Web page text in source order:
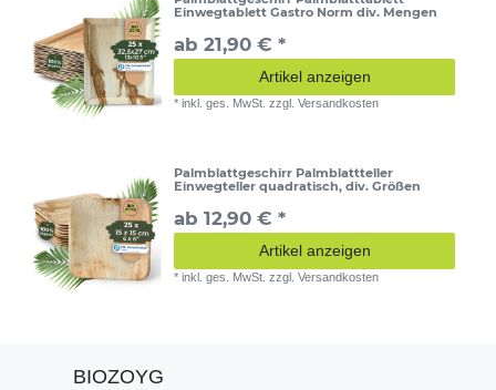
Einwegtablett Gastro Norm div. Mengen
ab 21,90 € *
Artikel anzeigen
*inkl. ges. MwSt. zzgl.Versandkosten
Palmblattgeschirr Palmblattteller
Einwegteller quadratisch, div. Größen
ab 12,90 € *
Artikel anzeigen
*inkl. ges. MwSt. zzgl.Versandkosten
BIOZOYG